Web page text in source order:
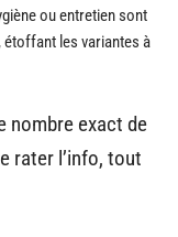
ou entretien sont
étoffant les variantes à
nombre exact de
rater l’info, tout